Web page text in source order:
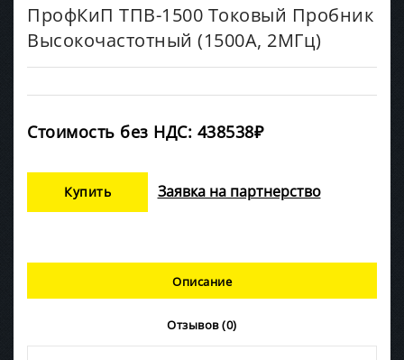
ПрофКиП ТПВ-1500 Токовый Пробник
Высокочастотный (1500А, 2МГц)
Стоимость без НДС: 438538₽
Купить Заявка на партнерство
Описание
Отзывов (0)